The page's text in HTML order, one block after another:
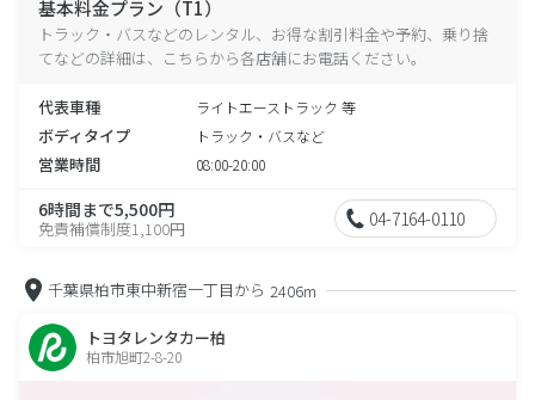
基本料金プラン（T1）
トラック・バスなどのレンタル、お得な割引料金や予約、乗り捨
てなどの詳細は、こちらから各店舗にお電話ください。
代表車種 ライトエーストラック 等
ボディタイプ トラック・バスなど
営業時間 08:00-20:00
6時間まで5,500円
免責補償制度1,100円 04-7164-0110
千葉県柏市東中新宿一丁目から 2406m
トヨタレンタカー柏
柏市旭町2-8-20